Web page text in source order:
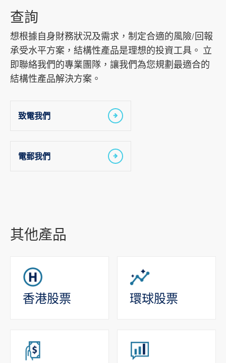
查詢
想根據自身財務狀況及需求，制定合適的風險/回報
承受水平方案，結構性產品是理想的投資工具。 立
即聯絡我們的專業團隊，讓我們為您規劃最適合的
結構性產品解決方案。
致電我們
電郵我們
其他產品
香港股票 環球股票